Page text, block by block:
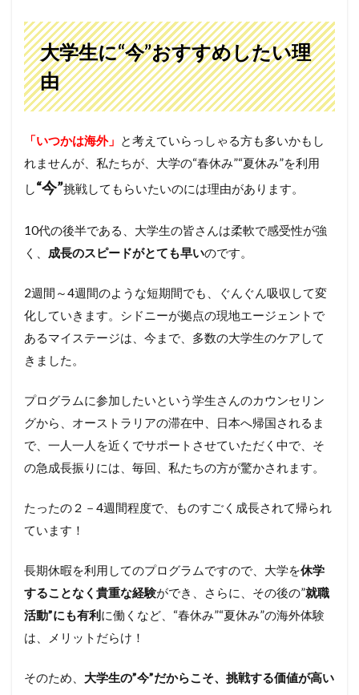
大学生に“今”おすすめしたい理
由
「いつかは海外」 と考えていらっしゃる方も多いかもし
れませんが、私たちが、大学の“春休み”“夏休み”を利用
し“今”挑戦してもらいたいのには理由があります。
10代の後半である、大学生の皆さんは柔軟で感受性が強
く、 成長のスピードがとても早いのです。
2週間～4週間のような短期間でも、ぐんぐん吸収して変
化していきます。シドニーが拠点の現地エージェントで
あるマイステージは、今まで、多数の大学生のケアして
きました。
プログラムに参加したいという学生さんのカウンセリン
グから、オーストラリアの滞在中、日本へ帰国されるま
で、一人一人を近くでサポートさせていただく中で、そ
の急成長振りには、毎回、私たちの方が驚かされます。
たったの２－4週間程度で、ものすごく成長されて帰られ
ています！
長期休暇を利用してのプログラムですので、大学を休学
することなく貴重な経験ができ、さらに、その後の”就職
活動”にも有利に働くなど、“春休み”“夏休み”の海外体験
は、メリットだらけ！
そのため、 大学生の”今”だからこそ、挑戦する価値が高い